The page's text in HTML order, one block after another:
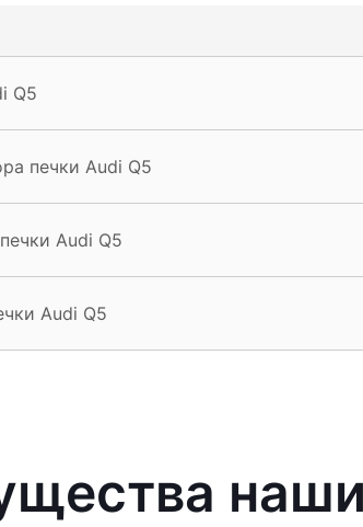
Q5
печки Audi Q5
Audi Q5
Audi Q5